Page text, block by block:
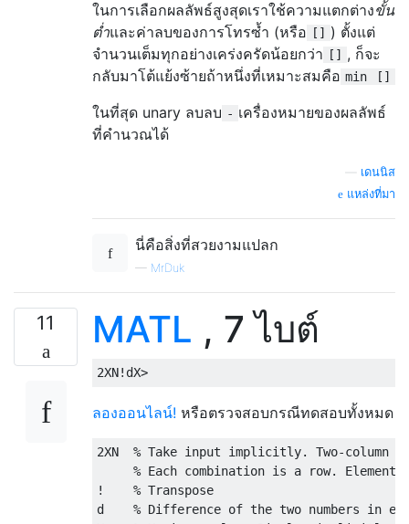
ในการเลือกผลลัพธ์สูงสุดเราใช้ความแตกต่างขั้น
ต่ำและค่าลบของการโทรซ้ำ (หรือ []
) ตั้งแต่
จำนวนเต็มทุกอย่างเคร่งครัดน้อยกว่า
[]
, ก็จะ
กลับมาโต้แย้งซ้ายถ้าหนึ่งที่เหมาะสมคือ min []
ในที่สุด unary ลบลบ - เครื่องหมายของผลลัพธ์
ที่คำนวณได้
เดนนิส
แหล่งที่มา
นี่คือสิ่งที่สวยงามแปลก
— MrDuk
11 MATL , 7 ไบต์
ลองออนไลน์! หรือตรวจสอบกรณีทดสอบทั้งหมด
2XN  % Take input implicitly. Two-column
% Each combination is a row.
!    % Transpose
d    % Difference of the two numbers in